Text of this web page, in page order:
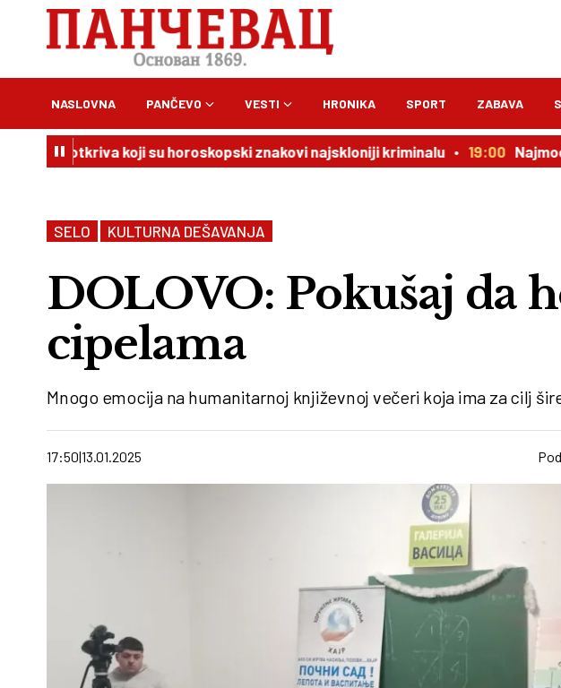
NASLOVNA PANČEVO VESTI HRONIKA SPORT ZABAVA
otkriva koji su horoskopski znakovi najskloniji kriminalu 19:00 Najmoćniji
SELO KULTURNA DEŠAVANJA
DOLOVO: Pokušaj da
cipelama
Mnogo emocija na humanitarnoj književnoj večeri koja ima za cilj
17:50 13.01.2025